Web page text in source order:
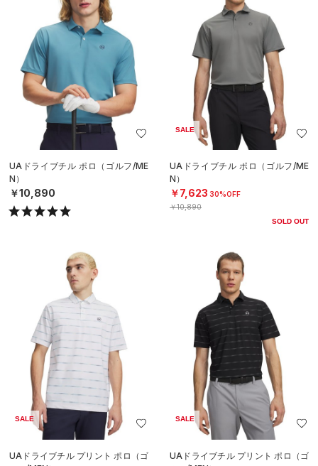
UAドライブチル ポロ（ゴルフ/ME
N）
￥10,890
SALE
UAドライブチル ポロ（ゴルフ/ME
N）
￥7,623 30%OFF
￥10,890
SOLD OUT
SALE
UAドライブチル プリント ポロ（ゴ
SALE
UAドライブチル プリント ポロ（ゴ